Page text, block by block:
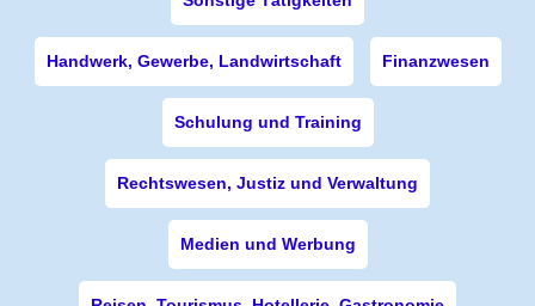
Handwerk, Gewerbe, Landwirtschaft Finanzwesen
Schulung und Training
Rechtswesen, Justiz und Verwaltung
Medien und Werbung